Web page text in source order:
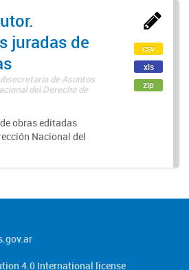
juradas de
de Asuntos
del Derecho de
obras editadas
Nacional del
csv
xls
zip
4.0 International license